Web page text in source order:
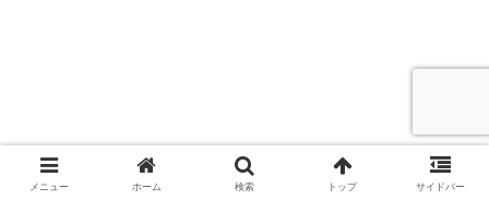
プロテインスナック&高たんぱく質食品 筋肉
メニュー ホーム 検索 トップ サイドバー